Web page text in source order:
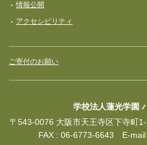
情報公開
アクセシビリティ
ご寄付のお願い
学校法人蓮光学園
〒543-0076 大阪市天王寺区下寺
FAX : 06-6773-6643 E-mail